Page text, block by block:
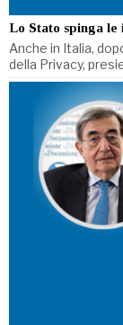
Lo Stato spinga le
Anche in Italia,
della Privacy,